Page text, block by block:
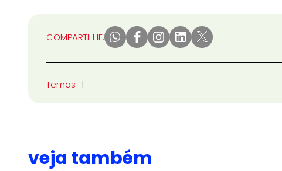
COMPARTILHE:
Temas
veja também